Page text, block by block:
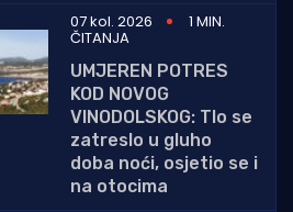
07 kol. 2026
1 MIN.
ČITANJA
UMJEREN POTRES
KOD NOVOG
VINODOLSKOG: Tlo se
zatreslo u gluho
doba noći, osjetio se i
na otocima